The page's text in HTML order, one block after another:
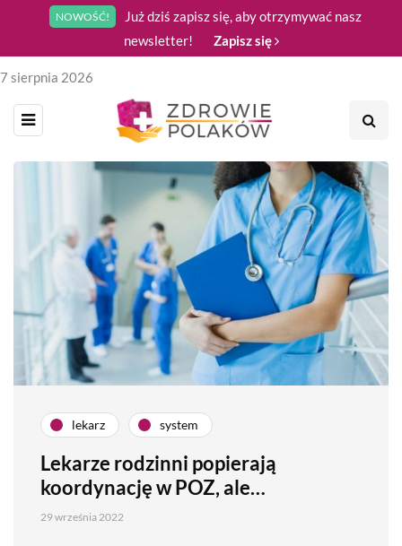
NOWOŚĆ!
Już dziś zapisz się, aby otrzymywać nasz
newsletter!
Zapisz się
7 sierpnia 2026
lekarz system
Lekarze rodzinni popierają
koordynację w POZ, ale…
29 września 2022